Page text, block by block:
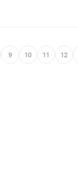
9 10 11 12